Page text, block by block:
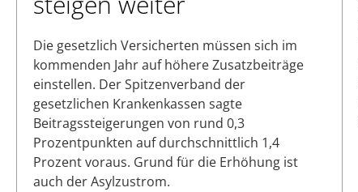
Die gesetzlich Versicherten müssen sich im
kommenden Jahr auf höhere Zusatzbeiträge
einstellen. Der Spitzenverband der
gesetzlichen Krankenkassen sagte
Beitragssteigerungen von rund 0,3
Prozentpunkten auf durchschnittlich 1,4
Prozent voraus. Grund für die Erhöhung ist
auch der Asylzustrom.